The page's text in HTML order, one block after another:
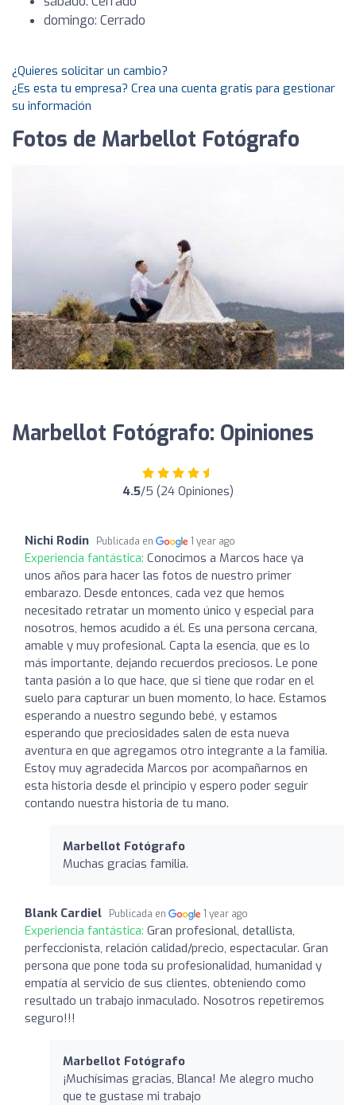
domingo: Cerrado
¿Quieres solicitar un cambio?
¿Es esta tu empresa? Crea una cuenta gratis para gestionar
su información
Fotos de Marbellot Fotógrafo
Marbellot Fotógrafo: Opiniones
4.5/5 (24 Opiniones)
Nichi Rodin Publicada en 1 year ago
Experiencia fantástica: Conocimos a Marcos hace ya
unos años para hacer las fotos de nuestro primer
embarazo. Desde entonces, cada vez que hemos
necesitado retratar un momento único y especial para
nosotros, hemos acudido a él. Es una persona cercana,
amable y muy profesional. Capta la esencia, que es lo
más importante, dejando recuerdos preciosos. Le pone
tanta pasión a lo que hace, que si tiene que rodar en el
suelo para capturar un buen momento, lo hace. Estamos
esperando a nuestro segundo bebé, y estamos
esperando que preciosidades salen de esta nueva
aventura en que agregamos otro integrante a la familia.
Estoy muy agradecida Marcos por acompañarnos en
esta historia desde el principio y espero poder seguir
contando nuestra historia de tu mano.
Marbellot Fotógrafo
Muchas gracias familia.
Blank Cardiel Publicada en 1 year ago
Experiencia fantástica: Gran profesional, detallista,
perfeccionista, relación calidad/precio, espectacular. Gran
persona que pone toda su profesionalidad, humanidad y
empatía al servicio de sus clientes, obteniendo como
resultado un trabajo inmaculado. Nosotros repetiremos
seguro!!!
Marbellot Fotógrafo
¡Muchísimas gracias, Blanca! Me alegro mucho
que te gustase mi trabajo